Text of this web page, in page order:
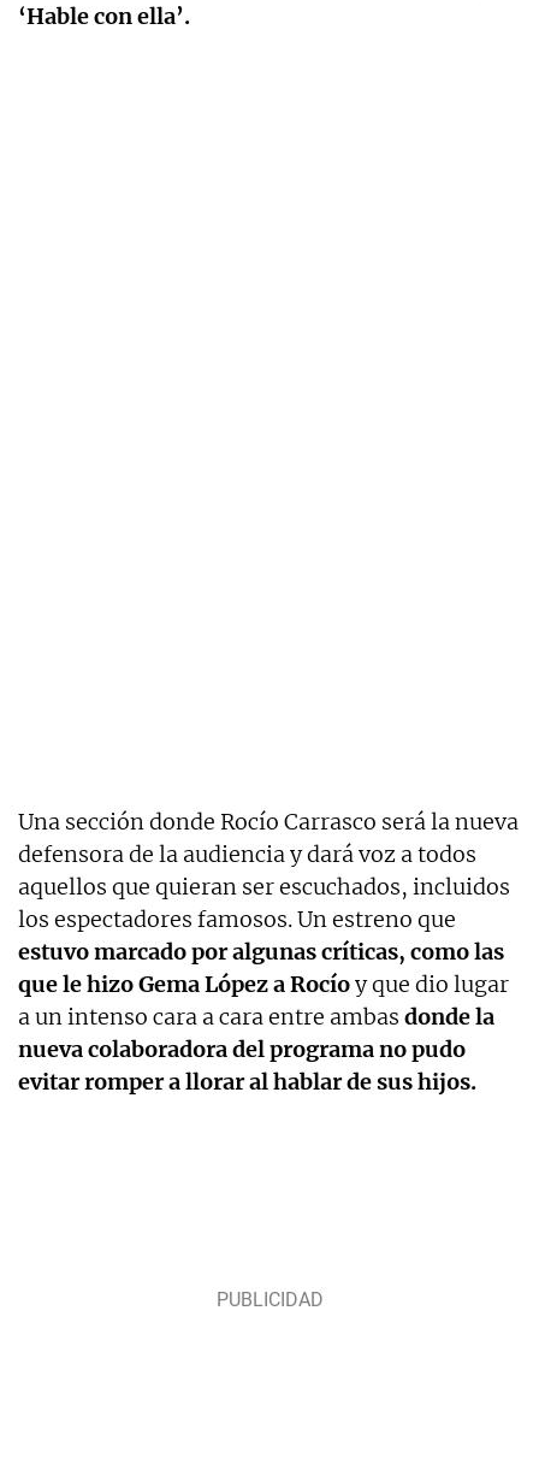
‘Hable con ella’.
Una sección donde Rocío Carrasco será la nueva
defensora de la audiencia y dará voz a todos
aquellos que quieran ser escuchados, incluidos
los espectadores famosos. Un estreno que
estuvo marcado por algunas críticas, como las
que le hizo Gema López a Rocíoy que dio lugar
a un intenso cara a cara entre ambas donde la
nueva colaboradora del programa no pudo
evitar romper a llorar al hablar de sus hijos.